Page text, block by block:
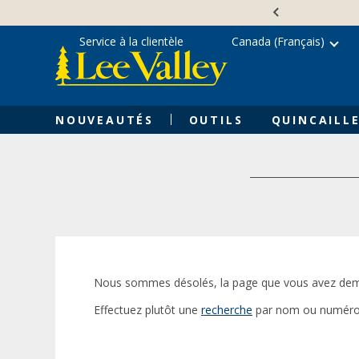
content
NOUVEAUTÉS OUTILS
Service à la clientèle Canada (Français)
Nous sommes désolés, la page que vous avez
Effectuez plutôt une recherche par nom ou